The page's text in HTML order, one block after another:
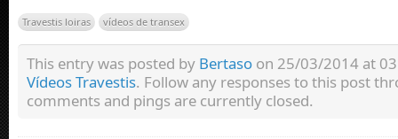
Travestis loiras vídeos de transex
This entry was posted by Bertaso on 25/03/2014 at
Vídeos Travestis. Follow any responses to this post
comments and pings are currently closed.